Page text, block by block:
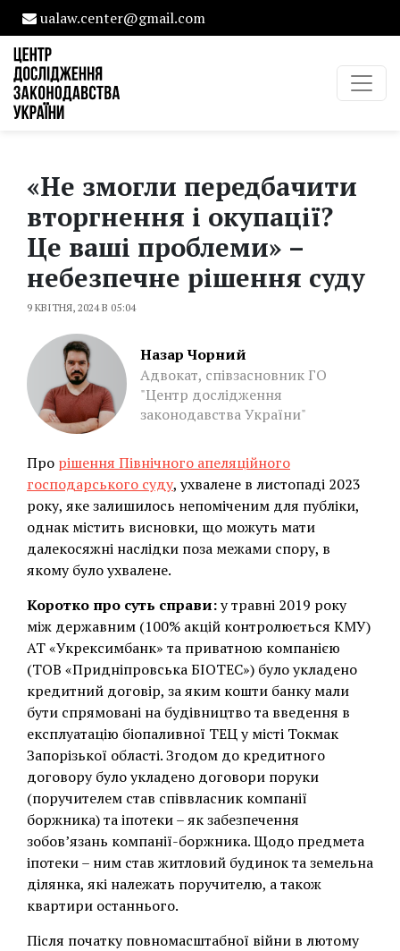
ualaw.center@gmail.com
«Не змогли передбачити
вторгнення і окупації?
Це ваші проблеми» –
небезпечне рішення суду
9 КВІТНЯ, 2024 В 05:04
Назар Чорний
Адвокат, співзасновник ГО
"Центр дослідження
законодавства України"
Про рішення Північного апеляційного
господарського суду, ухвалене в листопаді 2023
року, яке залишилось непоміченим для публіки,
однак містить висновки, що можуть мати
далекосяжні наслідки поза межами спору, в
якому було ухвалене.
Коротко про суть справи:у травні 2019 року
між державним (100% акцій контролюється КМУ)
АТ «Укрексимбанк» та приватною компанією
(ТОВ «Придніпровська БІОТЕС») було укладено
кредитний договір, за яким кошти банку мали
бути спрямовані на будівництво та введення в
експлуатацію біопаливної ТЕЦ у місті Токмак
Запорізької області. Згодом до кредитного
договору було укладено договори поруки
(поручителем став співвласник компанії
боржника) та іпотеки – як забезпечення
зобов’язань компанії-боржника. Щодо предмета
іпотеки – ним став житловий будинок та земельна
ділянка, які належать поручителю, а також
квартири останнього.
Після початку повномасштабної війни в лютому